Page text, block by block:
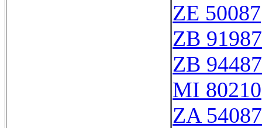
ZE 50087
ZB 91987
ZB 94487
MI 80210
ZA 54087